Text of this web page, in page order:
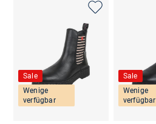
Sale
Wenige
verfügbar
Sale
Wenige
verfügbar